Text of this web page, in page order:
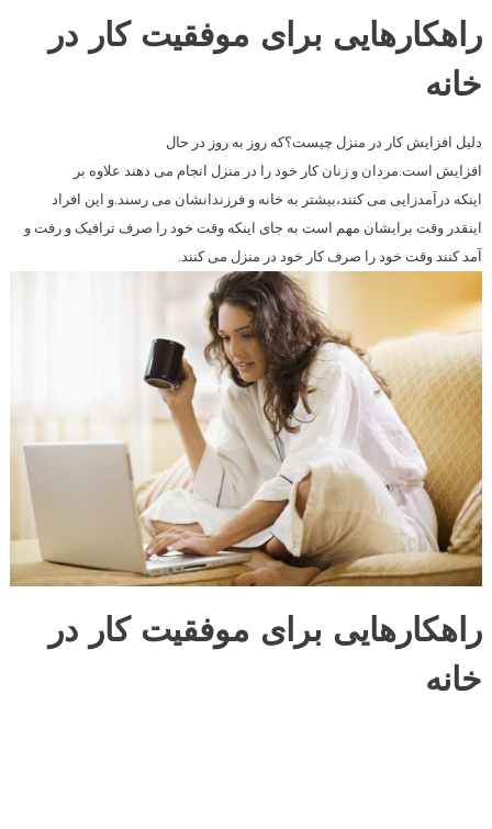
راهکارهایی برای موفقیت کار در
خانه
دلیل افزایش کار در منزل چیست؟که روز به روز در حال
افزایش است.مردان و زنان کار خود را در منزل انجام می دهند علاوه بر
اینکه درآمدزایی می کنند،بیشتر به خانه و فرزندانشان می رسند.و این افراد
اینقدر وقت برایشان مهم است به جای اینکه وقت خود را صرف ترافیک و رفت و
آمد کنند وقت خود را صرف کار خود در منزل می کنند.
راهکارهایی برای موفقیت کار در
خانه